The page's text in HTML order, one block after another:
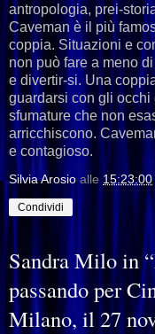
antropologia, prei-
Caveman è il più
coppia. Situazioni e
non può fare a meno
e divertir-si. Una
guardarsi con gli
sfumature che non
arricchiscono.
e contagioso.
Silvia Arosio alle15:23:00
Condividi
Sandra Milo in
passando per
Milano, il 27